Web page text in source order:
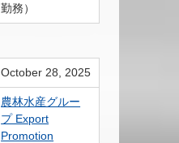
勤務）
October 28, 2025
農林水産グルー
プ Export
Promotion